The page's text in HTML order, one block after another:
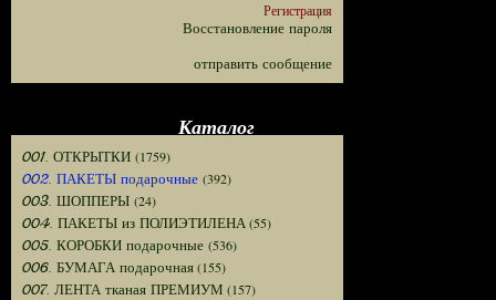
Регистрация
Восстановление пароля
отправить сообщение
Каталог
001. ОТКРЫТКИ (1759)
002. ПАКЕТЫ подарочные (392)
003. ШОППЕРЫ (24)
004. ПАКЕТЫ из ПОЛИЭТИЛЕНА(55)
005. КОРОБКИ подарочные (536)
006. БУМАГА подарочная(155)
007. ЛЕНТА тканая ПРЕМИУМ (157)